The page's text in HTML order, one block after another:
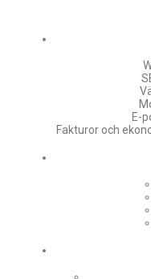
E-
Fakturor och